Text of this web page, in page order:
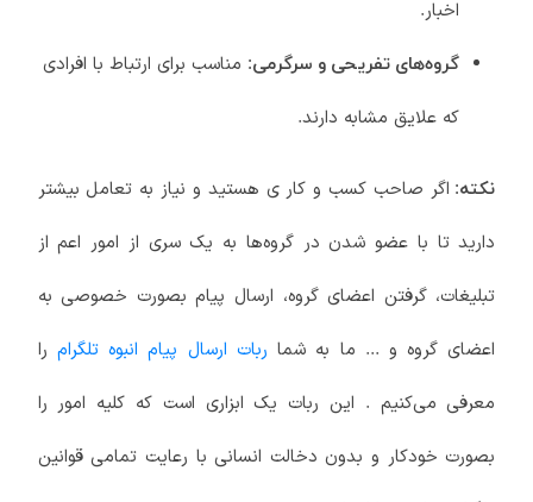
اخبار.
گروه‌های تفریحی و سرگرمی:مناسب برای ارتباط با افرادی
که علایق مشابه دارند.
نکته: اگر صاحب کسب و کار ی هستید و نیاز به تعامل بیشتر
دارید تا با عضو شدن در گروه‌ها به یک سری از امور اعم از
تبلیغات، گرفتن اعضای گروه، ارسال پیام بصورت خصوصی به
اعضای گروه و ... ما به شما ربات ارسال پیام انبوه تلگرام را
معرفی می‌کنیم . این ربات یک ابزاری است که کلیه امور را
بصورت خودکار و بدون دخالت انسانی با رعایت تمامی قوانین